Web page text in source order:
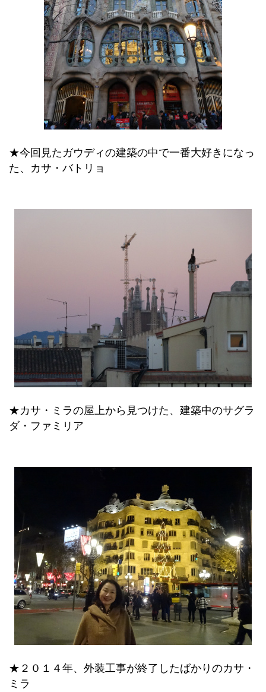
★今回見たガウディの建築の中で一番大好きになっ
た、カサ・バトリョ
★カサ・ミラの屋上から見つけた、建築中のサグラ
ダ・ファミリア
★２０１４年、外装工事が終了したばかりのカサ・
ミラ